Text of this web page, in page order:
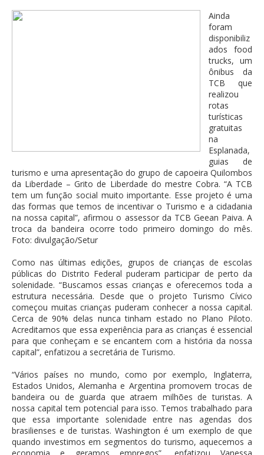
Ainda
foram
disponibiliz
ados food
trucks, um
ônibus da
TCB que
realizou
rotas
turísticas
gratuitas
na
Esplanada,
guias de
turismo e uma apresentação do grupo de capoeira Quilombos
da Liberdade – Grito de Liberdade do mestre Cobra. “A TCB
tem um função social muito importante. Esse projeto é uma
das formas que temos de incentivar o Turismo e a cidadania
na nossa capital”, afirmou o assessor da TCB Geean Paiva. A
troca da bandeira ocorre todo primeiro domingo do mês.
Foto: divulgação/Setur
Como nas últimas edições, grupos de crianças de escolas
públicas do Distrito Federal puderam participar de perto da
solenidade. “Buscamos essas crianças e oferecemos toda a
estrutura necessária. Desde que o projeto Turismo Cívico
começou muitas crianças puderam conhecer a nossa capital.
Cerca de 90% delas nunca tinham estado no Plano Piloto.
Acreditamos que essa experiência para as crianças é essencial
para que conheçam e se encantem com a história da nossa
capital”, enfatizou a secretária de Turismo.
“Vários países no mundo, como por exemplo, Inglaterra,
Estados Unidos, Alemanha e Argentina promovem trocas de
bandeira ou de guarda que atraem milhões de turistas. A
nossa capital tem potencial para isso. Temos trabalhado para
que essa importante solenidade entre nas agendas dos
brasilienses e de turistas. Washington é um exemplo de que
quando investimos em segmentos do turismo, aquecemos a